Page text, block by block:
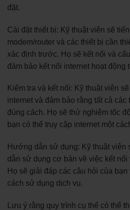
đặt.
Cài đặt thiết bị: Kỹ thuật viên sẽ
modem/router và các thiết bị cần
xác định trước. Họ sẽ kết nối và
đảm bảo kết nối internet hoạt động
Kiểm tra và kết nối: Kỹ thuật viên
internet và đảm bảo rằng tất cả
đúng cách. Họ sẽ thử nghiệm tốc
bạn có thể truy cập internet một
Hướng dẫn sử dụng: Kỹ thuật viên
dẫn sử dụng cơ bản về việc kết nối
Họ sẽ giải đáp các câu hỏi của
cách sử dụng dịch vụ.
Lưu ý rằng quy trình cụ thể có thể